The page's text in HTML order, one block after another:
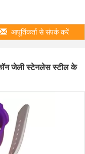
आपूर्तिकर्ता से संपर्क करें
जेली स्टेनलेस स्टील के